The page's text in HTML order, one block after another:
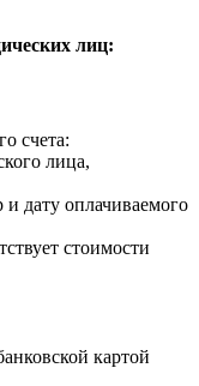
лиц:
счета:
лица,
дату оплачиваемого
стоимости
картой